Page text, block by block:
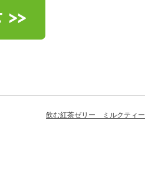
飲む紅茶ゼリー ミルクティー